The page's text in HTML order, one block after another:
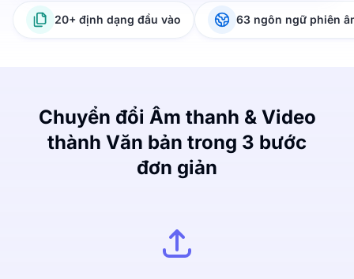
20+ định dạng đầu vào 63 ngôn ngữ phiên
Chuyển đổi Âm thanh & Video
thành Văn bản trong 3 bước
đơn giản